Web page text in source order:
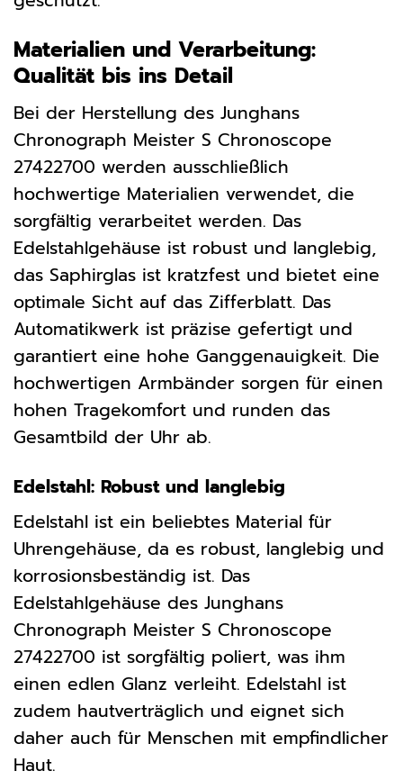
Materialien und Verarbeitung:
Qualität bis ins Detail
Bei der Herstellung des Junghans
Chronograph Meister S Chronoscope
27422700 werden ausschließlich
hochwertige Materialien verwendet, die
sorgfältig verarbeitet werden. Das
Edelstahlgehäuse ist robust und langlebig,
das Saphirglas ist kratzfest und bietet eine
optimale Sicht auf das Zifferblatt. Das
Automatikwerk ist präzise gefertigt und
garantiert eine hohe Ganggenauigkeit. Die
hochwertigen Armbänder sorgen für einen
hohen Tragekomfort und runden das
Gesamtbild der Uhr ab.
Edelstahl: Robust und langlebig
Edelstahl ist ein beliebtes Material für
Uhrengehäuse, da es robust, langlebig und
korrosionsbeständig ist. Das
Edelstahlgehäuse des Junghans
Chronograph Meister S Chronoscope
27422700 ist sorgfältig poliert, was ihm
einen edlen Glanz verleiht. Edelstahl ist
zudem hautverträglich und eignet sich
daher auch für Menschen mit empfindlicher
Haut.